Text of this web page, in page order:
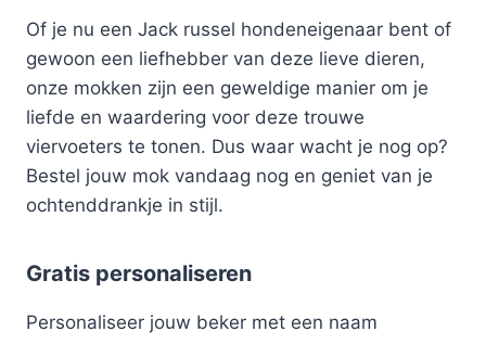
Of je nu een Jack russel hondeneigenaar bent of
gewoon een liefhebber van deze lieve dieren,
onze mokken zijn een geweldige manier om je
liefde en waardering voor deze trouwe
viervoeters te tonen. Dus waar wacht je nog op?
Bestel jouw mok vandaag nog en geniet van je
ochtenddrankje in stijl.
Gratis personaliseren
Personaliseer jouw beker met een naam